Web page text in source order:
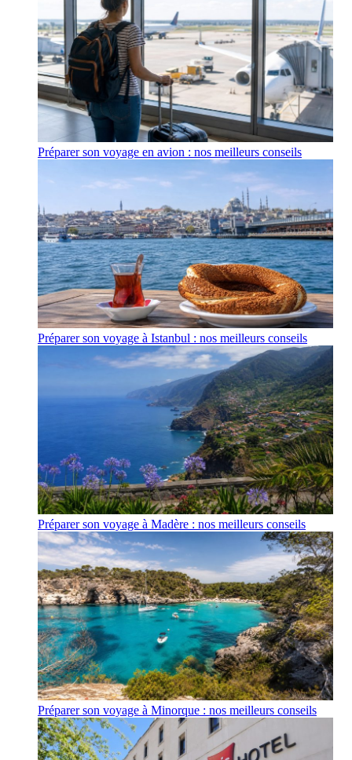
Préparer son voyage en avion : nos meilleurs conseils
Préparer son voyage à Istanbul : nos meilleurs conseils
Préparer son voyage à Madère : nos meilleurs conseils
Préparer son voyage à Minorque : nos meilleurs conseils